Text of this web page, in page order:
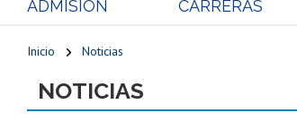
ADMISIÓN CARRERAS
Inicio Noticias
NOTICIAS